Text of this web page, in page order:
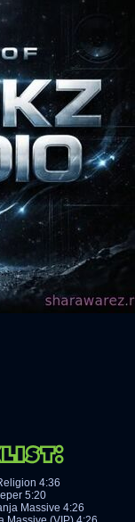
4:36
5:20
Massive 4:26